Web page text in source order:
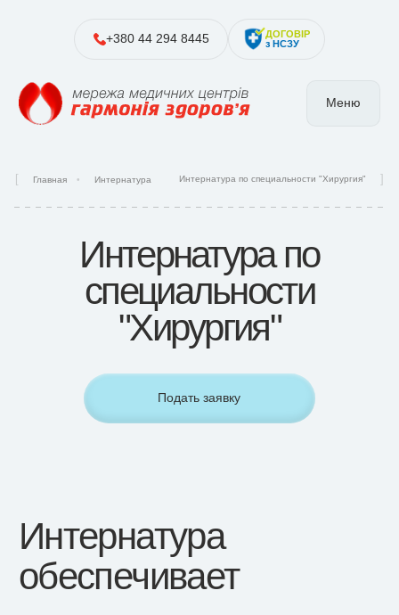
+380 44 294 8445
ДОГОВІР
з НСЗУ
Меню
Главная Интернатура Интернатура по специальности "Хирургия"
Интернатура по
специальности
"Хирургия"
Подать заявку
Интернатура
обеспечивает